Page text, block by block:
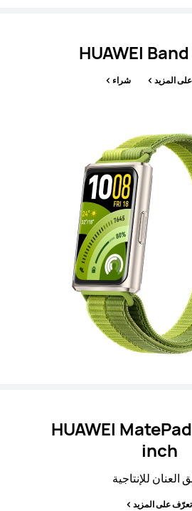
HUAWEI
المزيد شراء
HUAWEI
inch
العنان للإنتاجية
تعرّف على المزيد